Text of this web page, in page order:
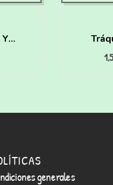
generales